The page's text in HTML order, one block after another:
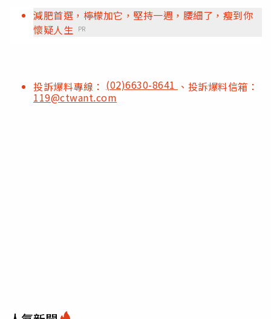
減肥首選，檸檬加它，堅持一週，腰細了，瘦到你
懷疑人生 PR
投訴爆料專線： (02)6630-8641 、投訴爆料信箱：
119@ctwant.com